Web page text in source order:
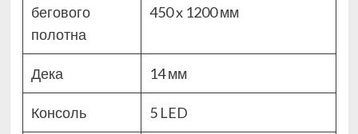
бегового
полотна
450 x 1200 мм
Дека 14 мм
Консоль 5 LED